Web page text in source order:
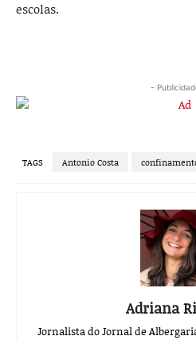
escolas.
-
TAGS Antonio Costa
Adriana
Jornalista do Jornal de